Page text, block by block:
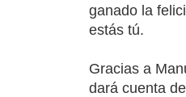
ganado la
estás tú.
Gracias a
dará cuenta